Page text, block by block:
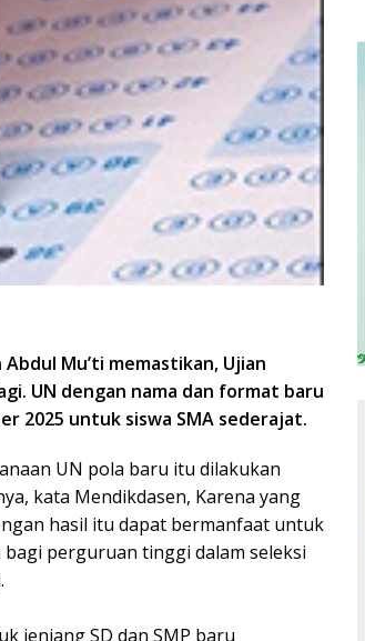
Mu’ti memastikan, Ujian
UN dengan nama dan format baru
2025 untuk siswa SMA sederajat.
UN pola baru itu dilakukan
kata Mendikdasen, Karena yang
hasil itu dapat bermanfaat untuk
perguruan tinggi dalam seleksi
jenjang SD dan SMP baru